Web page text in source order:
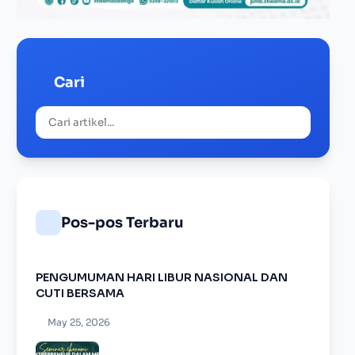
Cari
Pos-pos Terbaru
PENGUMUMAN HARI LIBUR NASIONAL DAN
CUTI BERSAMA
May 25, 2026